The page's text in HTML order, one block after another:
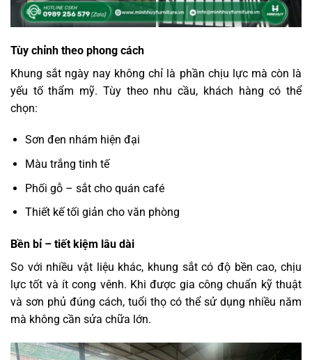
Tùy chỉnh theo phong cách
Khung sắt ngày nay không chỉ là phần chịu lực mà còn là
yếu tố thẩm mỹ. Tùy theo nhu cầu, khách hàng có thể
chọn:
Sơn đen nhám hiện đại
Màu trắng tinh tế
Phối gỗ – sắt cho quán café
Thiết kế tối giản cho văn phòng
Bền bỉ – tiết kiệm lâu dài
So với nhiều vật liệu khác, khung sắt có độ bền cao, chịu
lực tốt và ít cong vênh. Khi được gia công chuẩn kỹ thuật
và sơn phủ đúng cách, tuổi thọ có thể sử dụng nhiều năm
mà không cần sửa chữa lớn.